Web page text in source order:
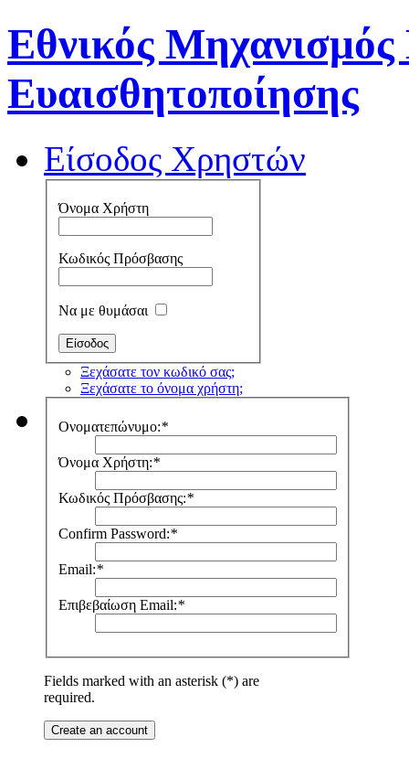
Εθνικός
Ευαισθητοποίησης
Είσοδος Χρηστών
Όνομα Χρήστη
Κωδικός Πρόσβασης
Να με θυμάσαι
Ξεχάσατε τον κωδικό σας;
Ξεχάσατε το όνομα χρήστη;
Ονοματεπώνυμο:*
Όνομα Χρήστη:*
Κωδικός Πρόσβασης:*
Confirm Password:*
Email:*
Επιβεβαίωση Email:*
Fields marked with an asterisk (*) are
required.
Create an account